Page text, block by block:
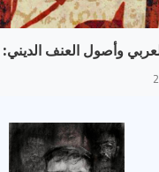
وأصول العنف